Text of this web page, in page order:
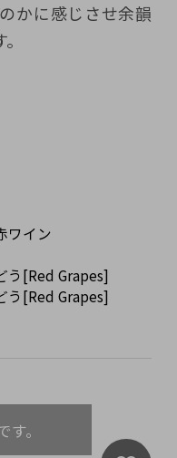
かに感じさせ余韻
ワイン
う[Red Grapes]
う[Red Grapes]
。